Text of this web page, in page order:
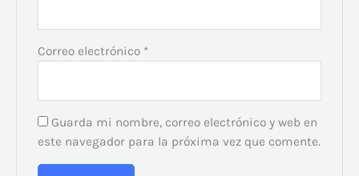
Correo electrónico *
Guarda mi nombre, correo electrónico y web en
este navegador para la próxima vez que comente.